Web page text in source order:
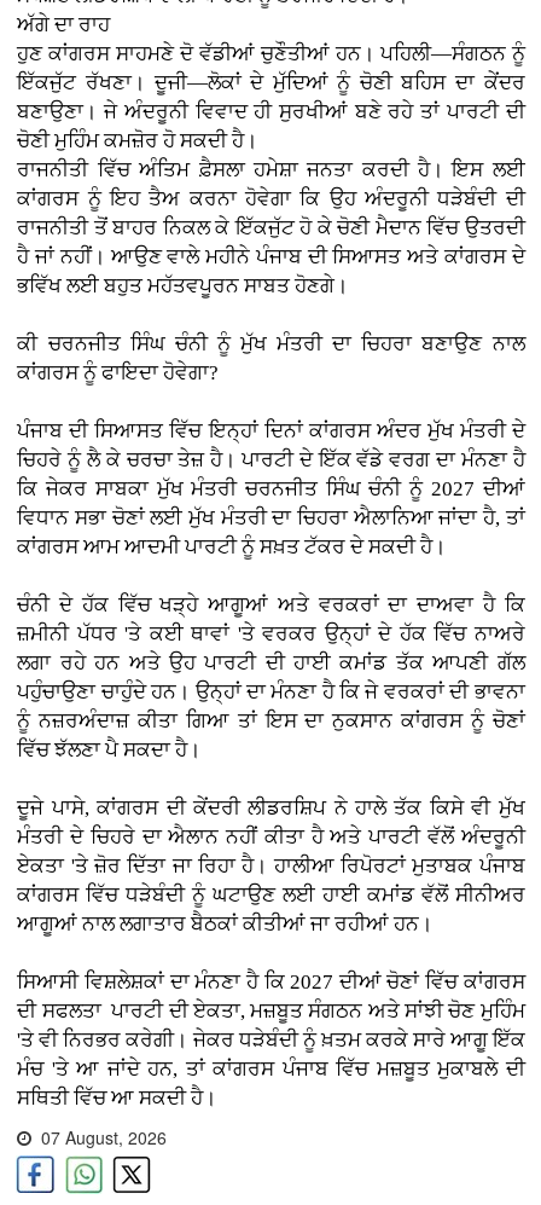
ਅੱਗੇ ਦਾ ਰਾਹ
ਹੁਣ ਕਾਂਗਰਸ ਸਾਹਮਣੇ ਦੋ ਵੱਡੀਆਂ ਚੁਣੌਤੀਆਂ ਹਨ। ਪਹਿਲੀ—ਸੰਗਠਨ ਨੂੰ
ਇੱਕਜੁੱਟ ਰੱਖਣਾ। ਦੂਜੀ—ਲੋਕਾਂ ਦੇ ਮੁੱਦਿਆਂ ਨੂੰ ਚੋਣੀ ਬਹਿਸ ਦਾ ਕੇਂਦਰ
ਬਣਾਉਣਾ। ਜੇ ਅੰਦਰੂਨੀ ਵਿਵਾਦ ਹੀ ਸੁਰਖੀਆਂ ਬਣੇ ਰਹੇ ਤਾਂ ਪਾਰਟੀ ਦੀ
ਚੋਣੀ ਮੁਹਿੰਮ ਕਮਜ਼ੋਰ ਹੋ ਸਕਦੀ ਹੈ।
ਰਾਜਨੀਤੀ ਵਿੱਚ ਅੰਤਿਮ ਫ਼ੈਸਲਾ ਹਮੇਸ਼ਾ ਜਨਤਾ ਕਰਦੀ ਹੈ। ਇਸ ਲਈ
ਕਾਂਗਰਸ ਨੂੰ ਇਹ ਤੈਅ ਕਰਨਾ ਹੋਵੇਗਾ ਕਿ ਉਹ ਅੰਦਰੂਨੀ ਧੜੇਬੰਦੀ ਦੀ
ਰਾਜਨੀਤੀ ਤੋਂ ਬਾਹਰ ਨਿਕਲ ਕੇ ਇੱਕਜੁੱਟ ਹੋ ਕੇ ਚੋਣੀ ਮੈਦਾਨ ਵਿੱਚ ਉਤਰਦੀ
ਹੈ ਜਾਂ ਨਹੀਂ। ਆਉਣ ਵਾਲੇ ਮਹੀਨੇ ਪੰਜਾਬ ਦੀ ਸਿਆਸਤ ਅਤੇ ਕਾਂਗਰਸ ਦੇ
ਭਵਿੱਖ ਲਈ ਬਹੁਤ ਮਹੱਤਵਪੂਰਨ ਸਾਬਤ ਹੋਣਗੇ।
ਕੀ ਚਰਨਜੀਤ ਸਿੰਘ ਚੰਨੀ ਨੂੰ ਮੁੱਖ ਮੰਤਰੀ ਦਾ ਚਿਹਰਾ ਬਣਾਉਣ ਨਾਲ
ਕਾਂਗਰਸ ਨੂੰ ਫਾਇਦਾ ਹੋਵੇਗਾ?
ਪੰਜਾਬ ਦੀ ਸਿਆਸਤ ਵਿੱਚ ਇਨ੍ਹਾਂ ਦਿਨਾਂ ਕਾਂਗਰਸ ਅੰਦਰ ਮੁੱਖ ਮੰਤਰੀ ਦੇ
ਚਿਹਰੇ ਨੂੰ ਲੈ ਕੇ ਚਰਚਾ ਤੇਜ਼ ਹੈ। ਪਾਰਟੀ ਦੇ ਇੱਕ ਵੱਡੇ ਵਰਗ ਦਾ ਮੰਨਣਾ ਹੈ
ਕਿ ਜੇਕਰ ਸਾਬਕਾ ਮੁੱਖ ਮੰਤਰੀ ਚਰਨਜੀਤ ਸਿੰਘ ਚੰਨੀ ਨੂੰ 2027 ਦੀਆਂ
ਵਿਧਾਨ ਸਭਾ ਚੋਣਾਂ ਲਈ ਮੁੱਖ ਮੰਤਰੀ ਦਾ ਚਿਹਰਾ ਐਲਾਨਿਆ ਜਾਂਦਾ ਹੈ, ਤਾਂ
ਕਾਂਗਰਸ ਆਮ ਆਦਮੀ ਪਾਰਟੀ ਨੂੰ ਸਖ਼ਤ ਟੱਕਰ ਦੇ ਸਕਦੀ ਹੈ।
ਚੰਨੀ ਦੇ ਹੱਕ ਵਿੱਚ ਖੜ੍ਹੇ ਆਗੂਆਂ ਅਤੇ ਵਰਕਰਾਂ ਦਾ ਦਾਅਵਾ ਹੈ ਕਿ
ਜ਼ਮੀਨੀ ਪੱਧਰ 'ਤੇ ਕਈ ਥਾਵਾਂ 'ਤੇ ਵਰਕਰ ਉਨ੍ਹਾਂ ਦੇ ਹੱਕ ਵਿੱਚ ਨਾਅਰੇ
ਲਗਾ ਰਹੇ ਹਨ ਅਤੇ ਉਹ ਪਾਰਟੀ ਦੀ ਹਾਈ ਕਮਾਂਡ ਤੱਕ ਆਪਣੀ ਗੱਲ
ਪਹੁੰਚਾਉਣਾ ਚਾਹੁੰਦੇ ਹਨ। ਉਨ੍ਹਾਂ ਦਾ ਮੰਨਣਾ ਹੈ ਕਿ ਜੇ ਵਰਕਰਾਂ ਦੀ ਭਾਵਨਾ
ਨੂੰ ਨਜ਼ਰਅੰਦਾਜ਼ ਕੀਤਾ ਗਿਆ ਤਾਂ ਇਸ ਦਾ ਨੁਕਸਾਨ ਕਾਂਗਰਸ ਨੂੰ ਚੋਣਾਂ
ਵਿੱਚ ਝੱਲਣਾ ਪੈ ਸਕਦਾ ਹੈ।
ਦੂਜੇ ਪਾਸੇ, ਕਾਂਗਰਸ ਦੀ ਕੇਂਦਰੀ ਲੀਡਰਸ਼ਿਪ ਨੇ ਹਾਲੇ ਤੱਕ ਕਿਸੇ ਵੀ ਮੁੱਖ
ਮੰਤਰੀ ਦੇ ਚਿਹਰੇ ਦਾ ਐਲਾਨ ਨਹੀਂ ਕੀਤਾ ਹੈ ਅਤੇ ਪਾਰਟੀ ਵੱਲੋਂ ਅੰਦਰੂਨੀ
ਏਕਤਾ 'ਤੇ ਜ਼ੋਰ ਦਿੱਤਾ ਜਾ ਰਿਹਾ ਹੈ। ਹਾਲੀਆ ਰਿਪੋਰਟਾਂ ਮੁਤਾਬਕ ਪੰਜਾਬ
ਕਾਂਗਰਸ ਵਿੱਚ ਧੜੇਬੰਦੀ ਨੂੰ ਘਟਾਉਣ ਲਈ ਹਾਈ ਕਮਾਂਡ ਵੱਲੋਂ ਸੀਨੀਅਰ
ਆਗੂਆਂ ਨਾਲ ਲਗਾਤਾਰ ਬੈਠਕਾਂ ਕੀਤੀਆਂ ਜਾ ਰਹੀਆਂ ਹਨ।
ਸਿਆਸੀ ਵਿਸ਼ਲੇਸ਼ਕਾਂ ਦਾ ਮੰਨਣਾ ਹੈ ਕਿ 2027 ਦੀਆਂ ਚੋਣਾਂ ਵਿੱਚ ਕਾਂਗਰਸ
ਦੀ ਸਫਲਤਾ ਪਾਰਟੀ ਦੀ ਏਕਤਾ, ਮਜ਼ਬੂਤ ਸੰਗਠਨ ਅਤੇ ਸਾਂਝੀ ਚੋਣ ਮੁਹਿੰਮ
'ਤੇ ਵੀ ਨਿਰਭਰ ਕਰੇਗੀ। ਜੇਕਰ ਧੜੇਬੰਦੀ ਨੂੰ ਖ਼ਤਮ ਕਰਕੇ ਸਾਰੇ ਆਗੂ ਇੱਕ
ਮੰਚ 'ਤੇ ਆ ਜਾਂਦੇ ਹਨ, ਤਾਂ ਕਾਂਗਰਸ ਪੰਜਾਬ ਵਿੱਚ ਮਜ਼ਬੂਤ ਮੁਕਾਬਲੇ ਦੀ
ਸਥਿਤੀ ਵਿੱਚ ਆ ਸਕਦੀ ਹੈ।
07 August, 2026